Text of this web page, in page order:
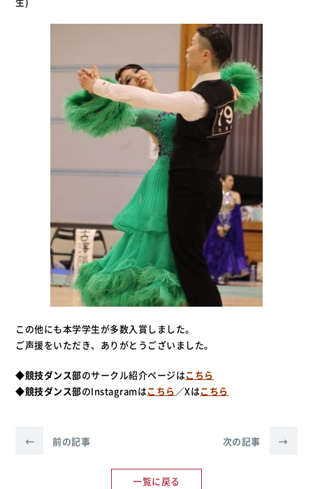
この他にも本学学生が多数入賞しました。
ご声援をいただき、ありがとうございました。
◆競技ダンス部のサークル紹介ページはこちら
◆競技ダンス部のInstagramはこちら ／Xはこちら
← 前の記事
一覧に戻る
次の記事 →